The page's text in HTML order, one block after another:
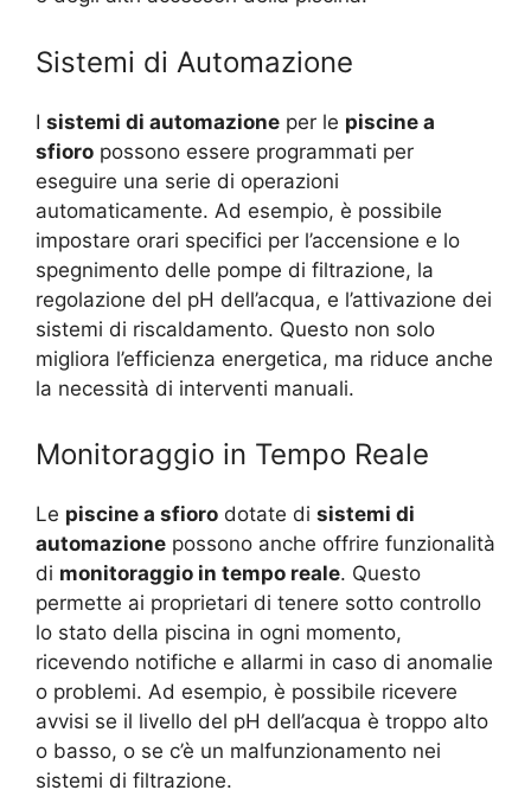
Sistemi di Automazione
I sistemi di automazione per le piscine a
sfioro possono essere programmati per
eseguire una serie di operazioni
automaticamente. Ad esempio, è possibile
impostare orari specifici per l’accensione e lo
spegnimento delle pompe di filtrazione, la
regolazione del pH dell’acqua, e l’attivazione dei
sistemi di riscaldamento. Questo non solo
migliora l’efficienza energetica, ma riduce anche
la necessità di interventi manuali.
Monitoraggio in Tempo Reale
Le piscine a sfioro dotate di sistemi di
automazione possono anche offrire funzionalità
di monitoraggio in tempo reale. Questo
permette ai proprietari di tenere sotto controllo
lo stato della piscina in ogni momento,
ricevendo notifiche e allarmi in caso di anomalie
o problemi. Ad esempio, è possibile ricevere
avvisi se il livello del pH dell’acqua è troppo alto
o basso, o se c’è un malfunzionamento nei
sistemi di filtrazione.